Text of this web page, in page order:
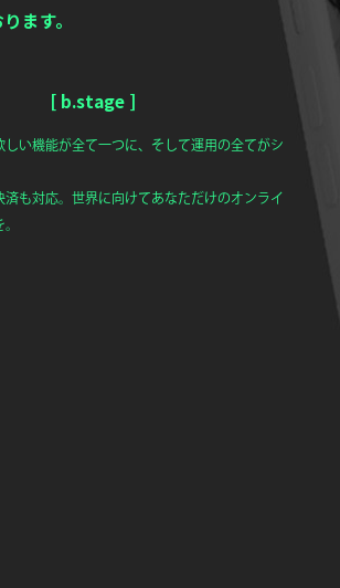
ます。
[ b.stage ]
しい機能が全て一つに、そして運用の全てがシ
対応。世界に向けてあなただけのオンライ